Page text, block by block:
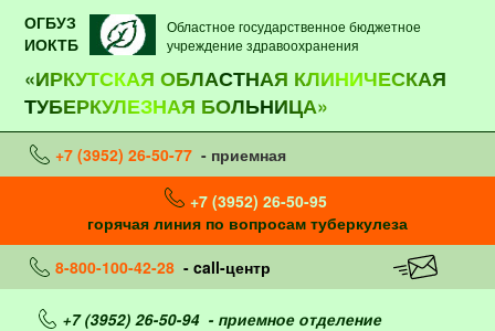
ОГБУЗ
ИОКТБ
Областное государственное бюджетное
учреждение здравоохранения
«ИРКУТСКАЯ ОБЛАСТНАЯ КЛИНИЧЕСКАЯ
ТУБЕРКУЛЕЗНАЯ БОЛЬНИЦА»
+7 (3952) 26-50-77 - приемная
+7 (3952) 26-50-95
горячая линия по вопросам туберкулеза
8-800-100-42-28 - call-центр
+7 (3952) 26-50-94- приемное отделение